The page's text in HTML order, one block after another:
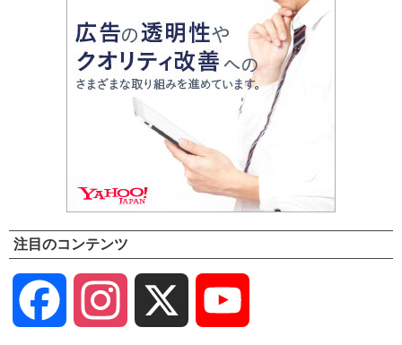
注目のコンテンツ
Facebook Instagram